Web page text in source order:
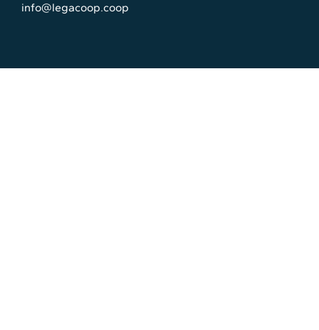
info@legacoop.coop